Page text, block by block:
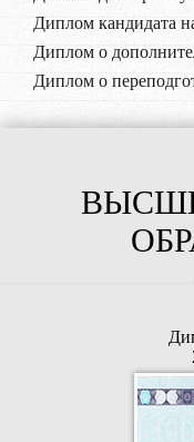
Диплом кандидата
Диплом о
Диплом о